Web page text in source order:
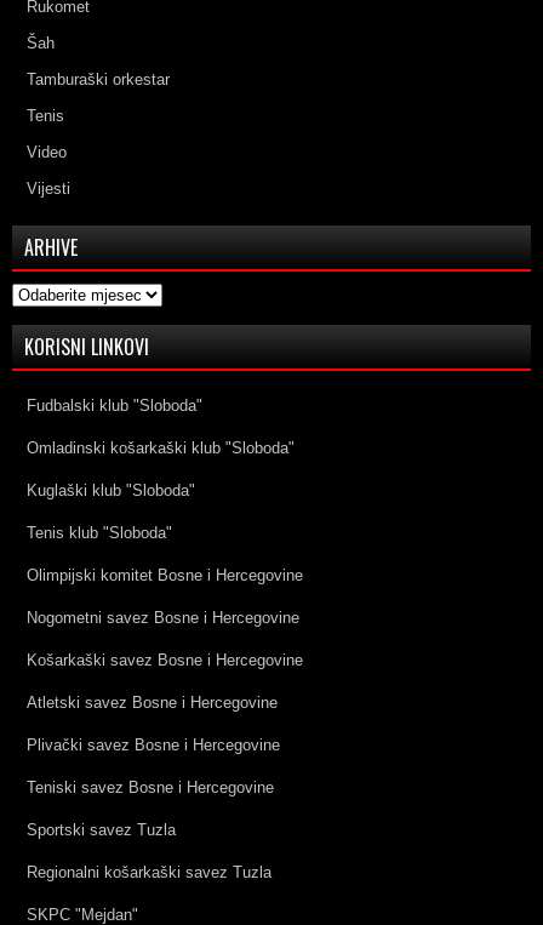
Rukomet
Šah
Tamburaški orkestar
Tenis
Video
Vijesti
ARHIVE
Arhive
KORISNI LINKOVI
Fudbalski klub "Sloboda"
Omladinski košarkaški klub "Sloboda"
Kuglaški klub "Sloboda"
Tenis klub "Sloboda"
Olimpijski komitet Bosne i Hercegovine
Nogometni savez Bosne i Hercegovine
Košarkaški savez Bosne i Hercegovine
Atletski savez Bosne i Hercegovine
Plivački savez Bosne i Hercegovine
Teniski savez Bosne i Hercegovine
Sportski savez Tuzla
Regionalni košarkaški savez Tuzla
SKPC "Mejdan"